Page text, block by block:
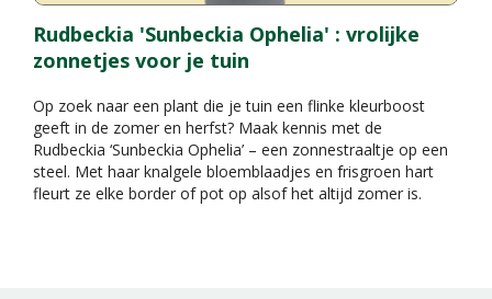
Rudbeckia 'Sunbeckia Ophelia' : vrolijke
zonnetjes voor je tuin
Op zoek naar een plant die je tuin een flinke kleurboost
geeft in de zomer en herfst? Maak kennis met de
Rudbeckia ‘Sunbeckia Ophelia’ – een zonnestraaltje op een
steel. Met haar knalgele bloemblaadjes en frisgroen hart
fleurt ze elke border of pot op alsof het altijd zomer is.